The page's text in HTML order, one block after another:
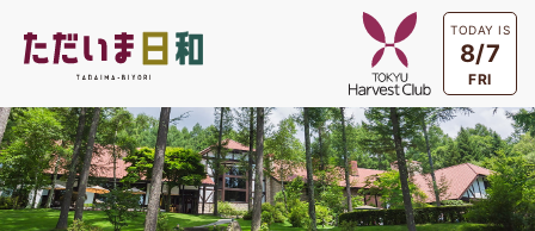
TODAY IS
8/7
FRI